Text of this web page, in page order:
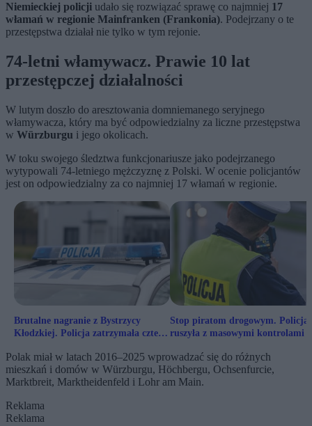
Niemieckiej policji udało się rozwiązać sprawę co najmniej 17
włamań w regionie Mainfranken (Frankonia). Podejrzany o te
przestępstwa działał nie tylko w tym rejonie.
74-letni włamywacz. Prawie 10 lat
przestępczej działalności
W lutym doszło do aresztowania domniemanego seryjnego
włamywacza, który ma być odpowiedzialny za liczne przestępstwa
w Würzburgu i jego okolicach.
W toku swojego śledztwa funkcjonariusze jako podejrzanego
wytypowali 74-letniego mężczyznę z Polski. W ocenie policjantów
jest on odpowiedzialny za co najmniej 17 włamań w regionie.
Brutalne nagranie z Bystrzycy
Kłodzkiej. Policja zatrzymała cztery
Stop piratom drogowym. Policja
ruszyła z masowymi kontrolami
Polak miał w latach 2016–2025 wprowadzać się do różnych
mieszkań i domów w Würzburgu, Höchbergu, Ochsenfurcie,
Marktbreit, Marktheidenfeld i Lohr am Main.
Reklama
Reklama